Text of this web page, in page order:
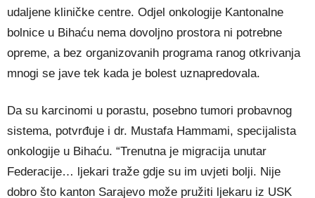
udaljene kliničke centre. Odjel onkologije Kantonalne
bolnice u Bihaću nema dovoljno prostora ni potrebne
opreme, a bez organizovanih programa ranog otkrivanja
mnogi se jave tek kada je bolest uznapredovala.
Da su karcinomi u porastu, posebno tumori probavnog
sistema, potvrđuje i dr. Mustafa Hammami, specijalista
onkologije u Bihaću. “Trenutna je migracija unutar
Federacije… ljekari traže gdje su im uvjeti bolji. Nije
dobro što kanton Sarajevo može pružiti ljekaru iz USK